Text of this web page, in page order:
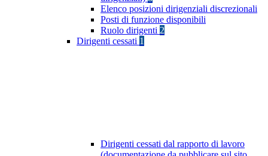
Elenco posizioni dirigenziali discrezionali
Posti di funzione disponibili
Ruolo dirigenti 2
Dirigenti cessati 1
Dirigenti cessati dal rapporto di lavoro